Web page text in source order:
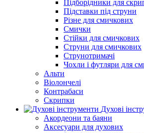
Підборiдники для
Підставки під струни
Різне для смичкових
Смички
Стійки для смичкових
Струни для смичкових
Струнотримачі
Чохли і футляри для
Альти
Віолончелі
Контрабаси
Скрипки
Духові
Акордеони та баяни
Аксесуари для духових